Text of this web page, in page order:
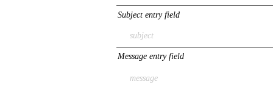
Subject entry field
Message entry field